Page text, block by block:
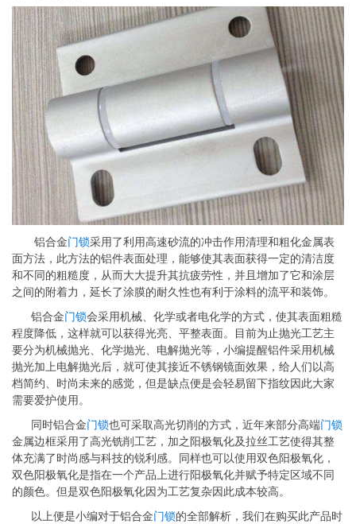
铝合金门锁采用了利用高速砂流的冲击作用清理和粗化金属表
面方法，此方法的铝件表面处理，能够使其表面获得一定的清洁度
和不同的粗糙度，从而大大提升其抗疲劳性，并且增加了它和涂层
之间的附着力，延长了涂膜的耐久性也有利于涂料的流平和装饰。
铝合金门锁会采用机械、化学或者电化学的方式，使其表面粗糙
程度降低，这样就可以获得光亮、平整表面。目前为止抛光工艺主
要分为机械抛光、化学抛光、电解抛光等，小编提醒铝件采用机械
抛光加上电解抛光后，就可使其接近不锈钢镜面效果，给人们以高
档简约、时尚未来的感觉，但是缺点便是会轻易留下指纹因此大家
需要爱护使用。
同时铝合金门锁也可采取高光切削的方式，近年来部分高端门锁
金属边框采用了高光铣削工艺，加之阳极氧化及拉丝工艺使得其整
体充满了时尚感与科技的锐利感。同样也可以使用双色阳极氧化，
双色阳极氧化是指在一个产品上进行阳极氧化并赋予特定区域不同
的颜色。但是双色阳极氧化因为工艺复杂因此成本较高。
以上便是小编对于铝合金门锁的全部解析，我们在购买此产品时